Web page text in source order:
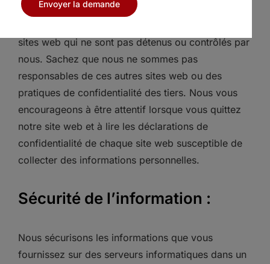
sites web qui ne sont pas détenus ou contrôlés par
nous. Sachez que nous ne sommes pas
responsables de ces autres sites web ou des
pratiques de confidentialité des tiers. Nous vous
encourageons à être attentif lorsque vous quittez
notre site web et à lire les déclarations de
confidentialité de chaque site web susceptible de
collecter des informations personnelles.
Sécurité de l’information :
Nous sécurisons les informations que vous
fournissez sur des serveurs informatiques dans un
Envoyer la demande